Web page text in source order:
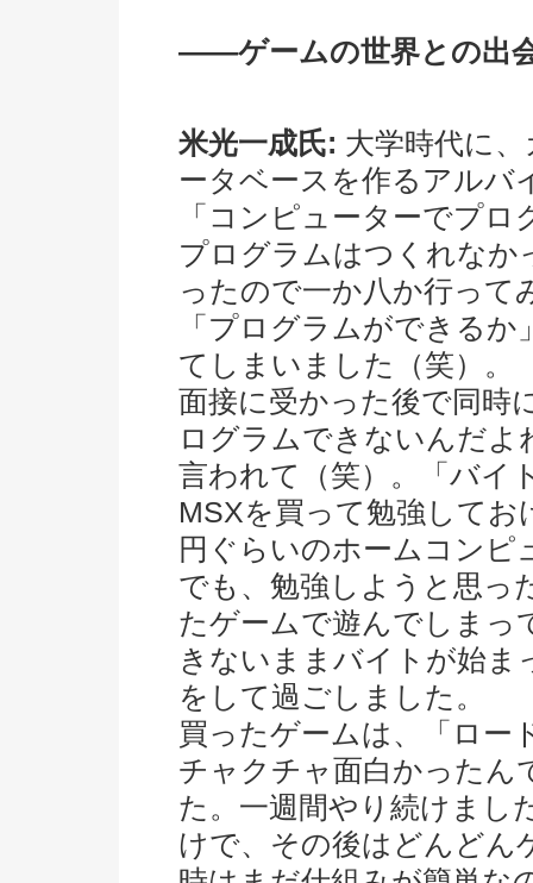
――ゲームの世界との出
米光一成氏: 大学時代に
ータベースを作るアルバ
「コンピューターでプ
プログラムはつくれなか
ったので一か八か行って
「プログラムができる
てしまいました（笑）。
面接に受かった後で同時
ログラムできないんだよ
言われて（笑）。「バイ
MSXを買って勉強して
円ぐらいのホームコンピ
でも、勉強しようと思っ
たゲームで遊んでしまっ
きないままバイトが始ま
をして過ごしました。
買ったゲームは、「ロー
チャクチャ面白かったん
た。一週間やり続けまし
けで、その後はどんどん